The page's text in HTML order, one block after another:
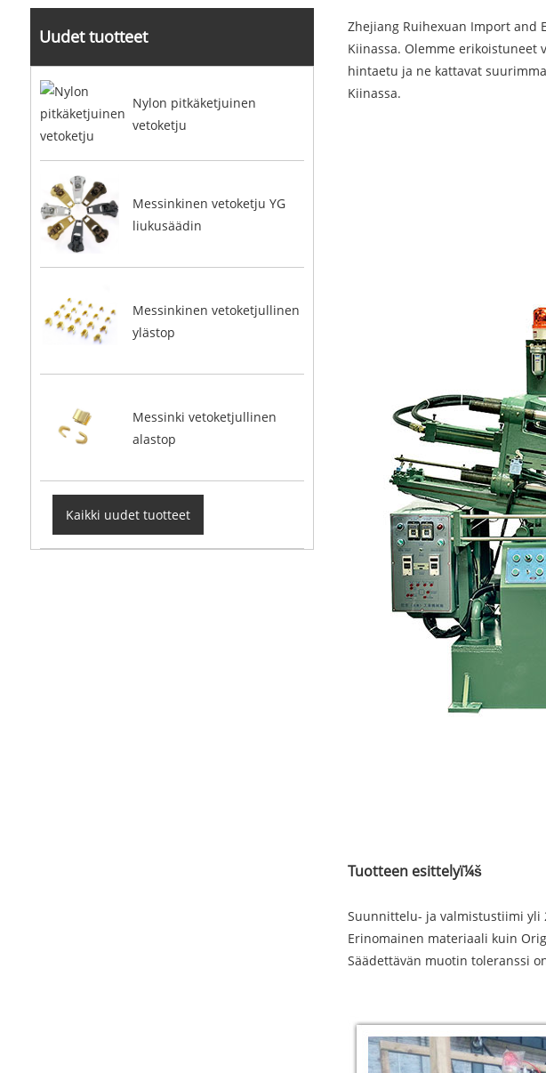
Uudet tuotteet
Nylon pitkäketjuinen
vetoketju
Messinkinen vetoketju YG
liukusäädin
Messinkinen vetoketjullinen
ylästop
Messinki vetoketjullinen
alastop
Kaikki uudet tuotteet
Zhejiang Ruihexuan Import and
Kiinassa. Olemme
hintaetu ja ne kattavat
Kiinassa.
Tuotteen esittelyï¼š
Suunnittelu- ja valmistustiimi yli
Erinomainen materiaali kuin
Säädettävän muotin toleranssi